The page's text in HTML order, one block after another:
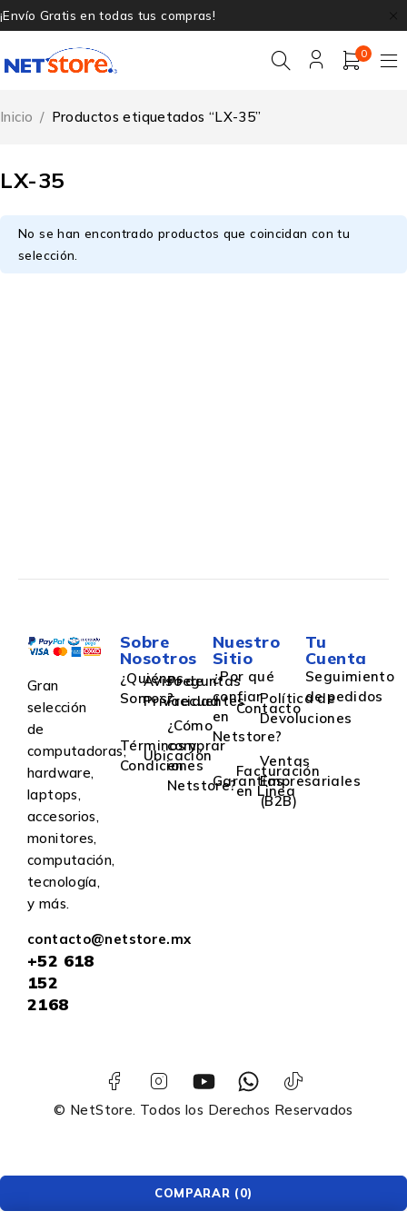
¡Envío Gratis en todas tus compras!
0
LX-35
Inicio / Productos etiquetados “LX-35”
No se han encontrado productos que coincidan con tu
selección.
Gran
selección
de
computadoras,
hardware,
laptops,
accesorios,
monitores,
computación,
tecnología,
y más.
contacto@netstore.mx
+52 618
152
2168
Sobre
Nosotros
¿Quiénes
Somos?
Aviso de
Privacidad
Preguntas
Frecuentes
Términos y
Condiciones
Ubicación
¿Cómo
comprar
en
Netstore?
Nuestro
Sitio
¿Por qué
confiar
en
Netstore?
Contacto
Política de
Devoluciones
Garantías
Facturación
en Linea
Ventas
Empresariales
(B2B)
Tu
Cuenta
Seguimiento
de pedidos
© NetStore. Todos los Derechos Reservados
COMPARAR (0)